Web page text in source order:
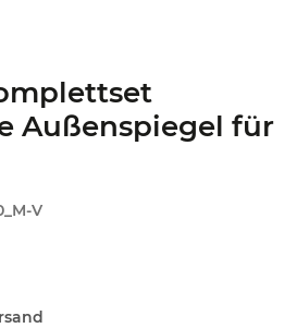
Außenspiegel für
V